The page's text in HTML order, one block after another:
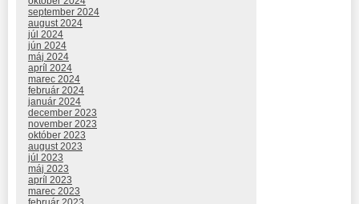
september 2024
august 2024
júl 2024
jún 2024
máj 2024
apríl 2024
marec 2024
február 2024
január 2024
december 2023
november 2023
október 2023
august 2023
júl 2023
máj 2023
apríl 2023
marec 2023